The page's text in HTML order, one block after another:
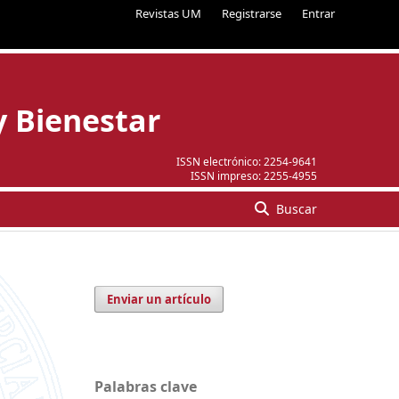
Revistas UM Registrarse Entrar
ISSN electrónico: 2254-9641
ISSN impreso: 2255-4955
Bienestar
Buscar
Enviar un artículo
Palabras clave